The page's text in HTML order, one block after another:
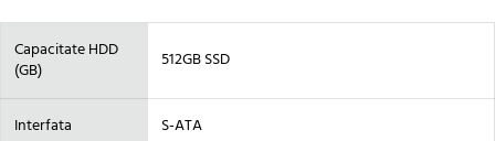
Capacitate HDD
(GB)
512GB SSD
Interfata S-ATA